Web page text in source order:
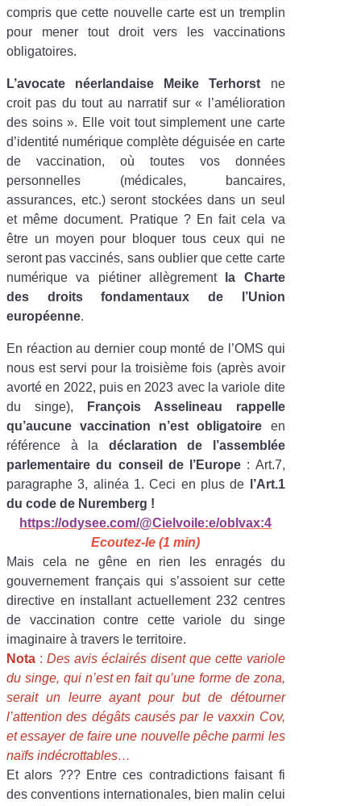
compris que cette nouvelle carte est un tremplin
pour mener tout droit vers les vaccinations
obligatoires.
L’avocate néerlandaise Meike Terhorst ne
croit pas du tout au narratif sur «
l’amélioration
des soins ». Elle voit tout simplement une carte
d’identité numérique complète déguisée en carte
de vaccination, où toutes vos données
personnelles (médicales, bancaires,
assurances, etc.) seront stockées dans un seul
et même document. Pratique ? En fait cela va
être un moyen pour bloquer tous ceux qui ne
seront pas vaccinés, sans oublier que cette carte
numérique va piétiner allègrement
la Charte
des droits fondamentaux de l’Union
européenne.
En réaction au dernier coup monté de l’OMS qui
nous est servi pour la troisième fois (après avoir
avorté en 2022, puis en 2023 avec la variole dite
du singe),
François Asselineau
rappelle
qu’aucune vaccination n’est obligatoire en
référence à la déclaration de l’assemblée
parlementaire du conseil de l’Europe : Art.7,
paragraphe 3, alinéa 1. Ceci en plus de
l’Art.1
du code de Nuremberg !
https://odysee.com/@Cielvoile:e/oblvax:4
Ecoutez-le (1 min)
Mais cela ne gêne en rien les enragés du
gouvernement français qui s’assoient sur cette
directive en installant actuellement 232 centres
de vaccination contre cette variole du singe
imaginaire à travers le territoire.
Nota : Des avis éclairés disent que cette variole
du singe, qui n’est en fait qu’une forme de zona,
serait un leurre ayant pour but de détourner
l’attention des dégâts causés par le vaxxin Cov,
et essayer de faire une nouvelle pêche parmi les
naïfs indécrottables…
Et alors ??? Entre ces contradictions faisant fi
des conventions internationales, bien malin celui